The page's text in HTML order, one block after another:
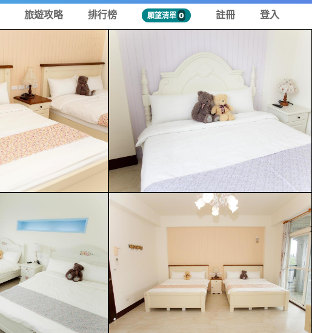
旅遊攻略 排行榜 願望清單 0 註冊 登入